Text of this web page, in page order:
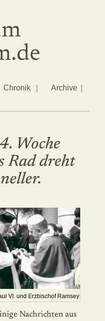
Chronik
Archive
Woche
Rad dreht
VI. und Erzbischof Ramsey
Nachrichten aus